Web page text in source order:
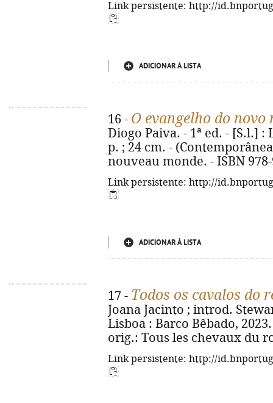
Link persistente: http://
ADICIONAR À LISTA
16 - O evangelho do novo
Diogo Paiva. - 1ª ed. - [S.l.]
p. ; 24 cm. -
nouveau monde. - ISBN 978-
Link persistente: http://
ADICIONAR À LISTA
17 - Todos os cavalos do
Joana Jacinto ; introd.
Lisboa : Barco Bêbado,
orig.: Tous les chevaux du
Link persistente: http://